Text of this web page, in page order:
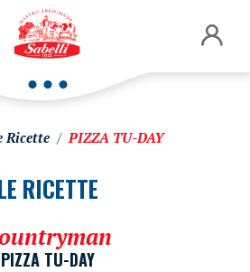
Ricette PIZZA TU-DAY
RICETTE
PIZZA TU-DAY